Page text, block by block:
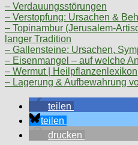
– Verdauungsstörungen
– Verstopfung: Ursachen &
– Topinambur (Jerusalem-
langer Tradition
– Gallensteine: Ursachen,
– Eisenmangel – auf welche
– Wermut | Heilpflanzenlexikon
– Lagerung & Aufbewahrung
teilen
teilen
drucken